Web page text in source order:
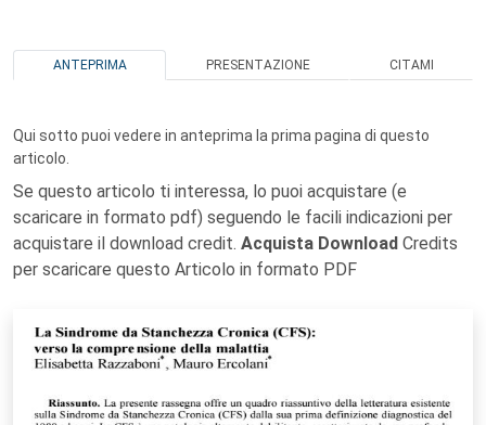
ANTEPRIMA PRESENTAZIONE CITAMI
Qui sotto puoi vedere in anteprima la prima pagina di questo
articolo.
Se questo articolo ti interessa, lo puoi acquistare (e
scaricare in formato pdf) seguendo le facili indicazioni per
acquistare il download credit. Acquista Download Credits
per scaricare questo Articolo in formato PDF